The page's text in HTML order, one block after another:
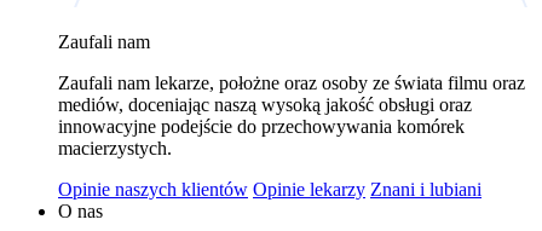
siedzibą w Warszawie. Niezależnymi administratorami
danych mogą być także nasi partnerzy. Informacje na
temat wykorzystywanych plików cookies i przetwarzania
znajduje się wPolityce Prywatności.
Zaufali nam
Zaufali nam lekarze, położne oraz osoby ze świata filmu oraz
mediów, doceniając naszą wysoką jakość obsługi oraz
innowacyjne podejście do przechowywania komórek
macierzystych.
Opinie naszych klientów Opinie lekarzy Znani i lubiani
O nas